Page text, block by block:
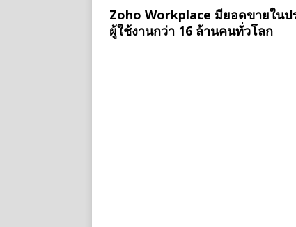
Zoho Workplace มียอดขายในป
ผู้ใช้งานกว่า 16 ล้านคนทั่วโลก